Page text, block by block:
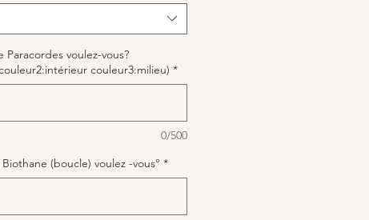
voulez-vous?
couleur3:milieu) *
0/500
(boucle) voulez -vous° *